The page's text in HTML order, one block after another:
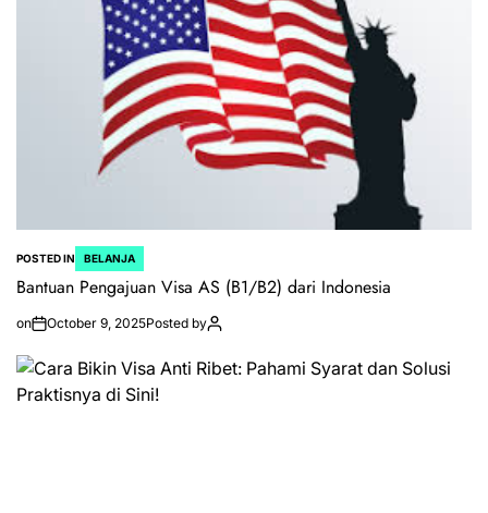
POSTED IN BELANJA
Bantuan Pengajuan Visa AS (B1/B2) dari Indonesia
on October 9, 2025Posted by